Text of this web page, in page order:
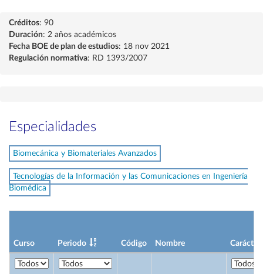
Créditos: 90
Duración: 2 años académicos
Fecha BOE de plan de estudios: 18 nov 2021
Regulación normativa: RD 1393/2007
Especialidades
Biomecánica y Biomateriales Avanzados
Tecnologías de la Información y las Comunicaciones en Ingeniería
Biomédica
Curso Periodo Código Nombre Carácter